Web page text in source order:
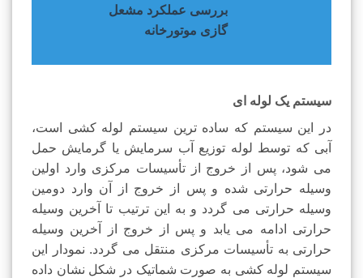
بررسی عملکرد مشعل
گازی موتورخانه
سیستم یک لوله ای
در این سیستم که ساده ترین سیستم لوله کشی است،
آبی که توسط لوله توزیع آب سرمایش یا گرمایش حمل
می شود، پس از خروج از تأسیسات مرکزی وارد اولین
وسیله حرارتی شده و پس از خروج از آن وارد دومین
وسیله حرارتی می گردد و به این ترتیب تا آخرین وسیله
حرارتی ادامه می یابد و پس از خروج از آخرین وسیله
حرارتی به تأسیسات مرکزی منتقل می گردد. نمودار این
سیستم لوله کشی به صورت شماتیک در شکل نشان داده